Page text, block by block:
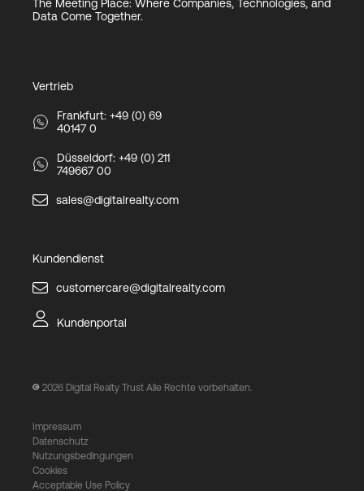
The Meeting Place: Where Companies, Technologies, and
Data Come Together.
Vertrieb
Frankfurt: +49 (0) 69
40147 0
Düsseldorf: +49 (0) 211
749667 00
sales@digitalrealty.com
Kundendienst
customercare@digitalrealty.com
Kundenportal
2026 Digital Realty Trust Alle Rechte vorbehalten.
Impressum
Datenschutz
Nutzungsbedingungen
Cookies
Acceptable Use Policy